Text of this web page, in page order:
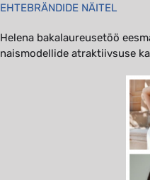
EHTEBRÄNDIDE NÄITEL
Helena bakalaureusetöö
naismodellide atraktiivsuse